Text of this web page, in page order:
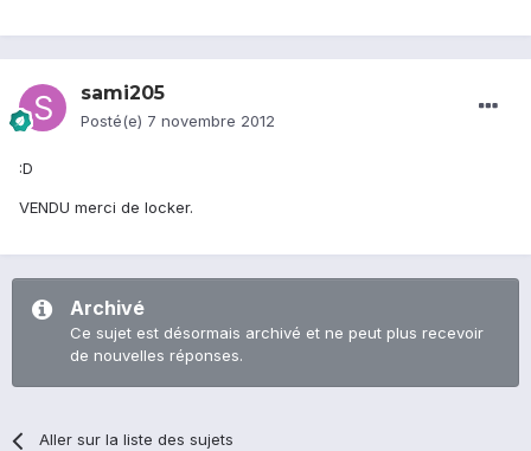
sami205
Posté(e) 7 novembre 2012
:D
VENDU merci de locker.
Archivé
Ce sujet est désormais archivé et ne peut plus recevoir
de nouvelles réponses.
Aller sur la liste des sujets